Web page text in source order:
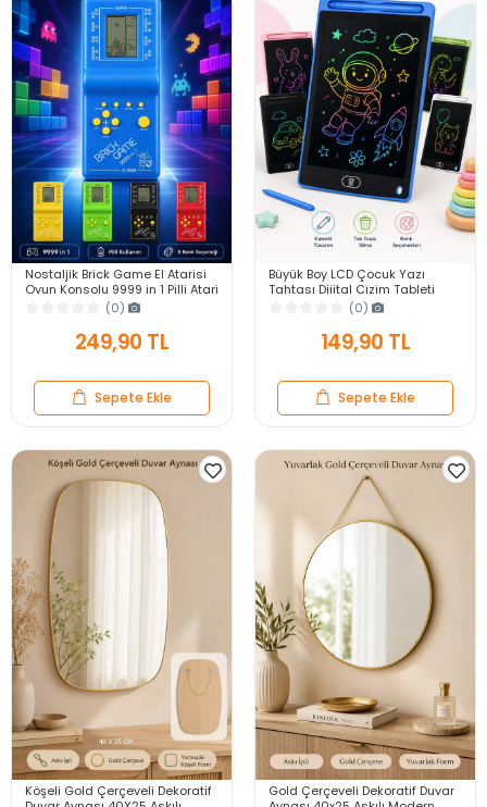
Nostaljik Brick Game El Atarisi
Oyun Konsolu 9999 in 1 Pilli Atari
Eğlenceli Çocuk Oyuncağı
(0)
249,90 TL
Sepete Ekle
Büyük Boy LCD Çocuk Yazı
Tahtası Dijital Çizim Tableti
Kalemli Silinebilir 8.5′ Oyuncak
(0)
149,90 TL
Sepete Ekle
Köşeli Gold Çerçeveli Dekoratif
Gold Çerçeveli Dekoratif Duvar